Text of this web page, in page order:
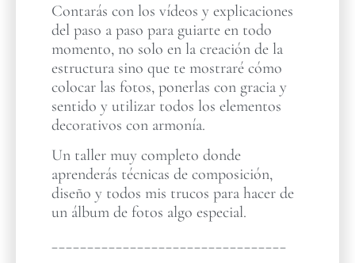
Contarás con los vídeos y explicaciones
del paso a paso para guiarte en todo
momento, no solo en la creación de la
estructura sino que te mostraré cómo
colocar las fotos, ponerlas con gracia y
sentido y utilizar todos los elementos
decorativos con armonía.
Un taller muy completo donde
aprenderás técnicas de composición,
diseño y todos mis trucos para hacer de
un álbum de fotos algo especial.
_________________________________